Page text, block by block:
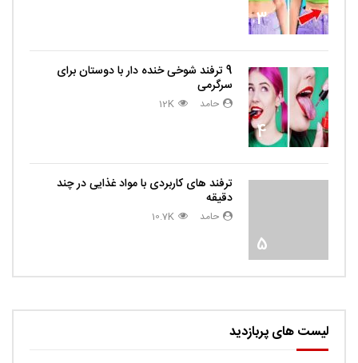
3
4
9 ترفند شوخی خنده دار با دوستان برای
سرگرمی
حامد 12K
5
ترفند های کاربردی با مواد غذایی در چند
دقیقه
حامد 10.7K
لیست های پربازدید